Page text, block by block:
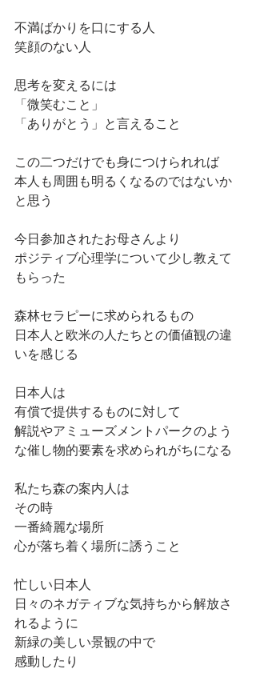
不満ばかりを口にする人
笑顔のない人
思考を変えるには
「微笑むこと」
「ありがとう」と言えること
この二つだけでも身につけられれば
本人も周囲も明るくなるのではないか
と思う
今日参加されたお母さんより
ポジティブ心理学について少し教えて
もらった
森林セラピーに求められるもの
日本人と欧米の人たちとの価値観の違
いを感じる
日本人は
有償で提供するものに対して
解説やアミューズメントパークのよう
な催し物的要素を求められがちになる
私たち森の案内人は
その時
一番綺麗な場所
心が落ち着く場所に誘うこと
忙しい日本人
日々のネガティブな気持ちから解放さ
れるように
新緑の美しい景観の中で
感動したり